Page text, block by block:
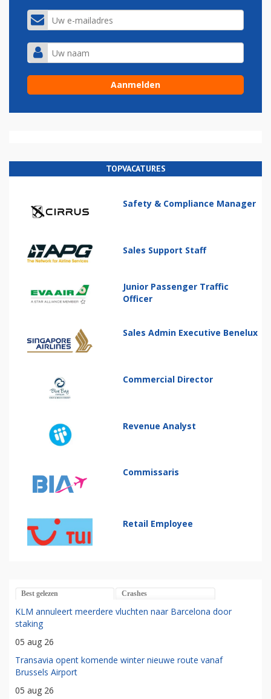
TOPVACATURES
Safety & Compliance Manager
Sales Support Staff
Junior Passenger Traffic
Officer
Sales Admin Executive Benelux
Commercial Director
Revenue Analyst
Commissaris
Retail Employee
Best gelezen Crashes
KLM annuleert meerdere vluchten naar Barcelona door
staking
05 aug 26
Transavia opent komende winter nieuwe route vanaf
Brussels Airport
05 aug 26